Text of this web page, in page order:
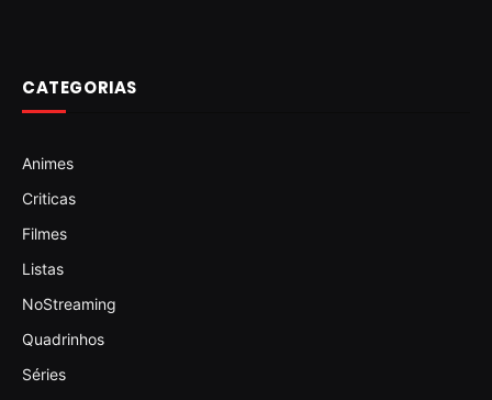
CATEGORIAS
Animes
Criticas
Filmes
Listas
NoStreaming
Quadrinhos
Séries